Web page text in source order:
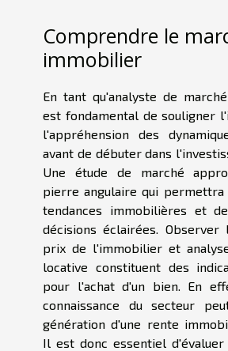
Comprendre le
immobilier
En tant qu'analyste de
est fondamental de souligner
l'appréhension des
avant de débuter dans
Une étude de marché
pierre angulaire qui
tendances immobilières et
décisions éclairées. Observer
prix de l'immobilier et
locative constituent des
pour l'achat d'un bien. En
connaissance du secteur
génération d'une rente
Il est donc essentiel